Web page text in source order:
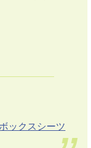
ックスシーツ